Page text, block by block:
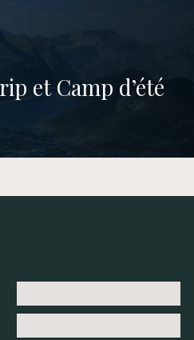
et Camp d’été